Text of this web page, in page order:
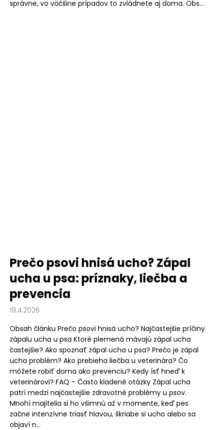
správne, vo väčšine prípadov to zvládnete aj doma. Obs...
Prečo psovi hnisá ucho? Zápal
ucha u psa: príznaky, liečba a
prevencia
19.4.2026
Obsah článku Prečo psovi hnisá ucho? Najčastejšie príčiny
zápalu ucha u psa Ktoré plemená mávajú zápal ucha
častejšie? Ako spoznať zápal ucha u psa? Prečo je zápal
ucha problém? Ako prebieha liečba u veterinára? Čo
môžete robiť doma ako prevenciu? Kedy ísť hneď k
veterinárovi? FAQ – Často kladené otázky Zápal ucha
patrí medzi najčastejšie zdravotné problémy u psov.
Mnohí majitelia si ho všimnú až v momente, keď pes
začne intenzívne triasť hlavou, škriabe si ucho alebo sa
objaví n...